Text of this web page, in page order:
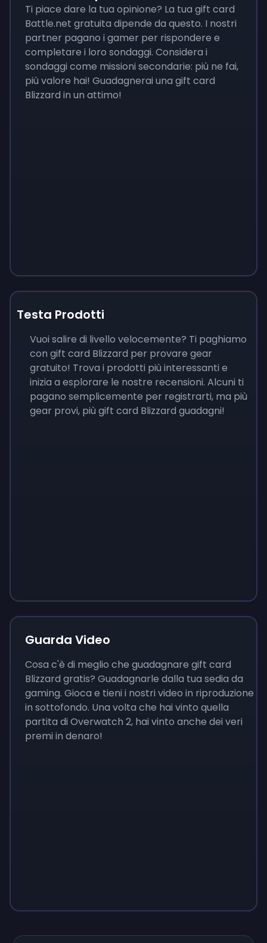
Ti piace dare la tua opinione? La tua gift card
Battle.net gratuita dipende da questo. I nostri
partner pagano i gamer per rispondere e
completare i loro sondaggi. Considera i
sondaggi come missioni secondarie: più ne fai,
più valore hai! Guadagnerai una gift card
Blizzard in un attimo!
Testa Prodotti
Vuoi salire di livello velocemente? Ti paghiamo
con gift card Blizzard per provare gear
gratuito! Trova i prodotti più interessanti e
inizia a esplorare le nostre recensioni. Alcuni ti
pagano semplicemente per registrarti, ma più
gear provi, più gift card Blizzard guadagni!
Guarda Video
Cosa c'è di meglio che guadagnare gift card
Blizzard gratis? Guadagnarle dalla tua sedia da
gaming. Gioca e tieni i nostri video in riproduzione
in sottofondo. Una volta che hai vinto quella
partita di Overwatch 2, hai vinto anche dei veri
premi in denaro!